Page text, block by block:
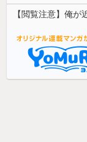
【閲覧注意】俺